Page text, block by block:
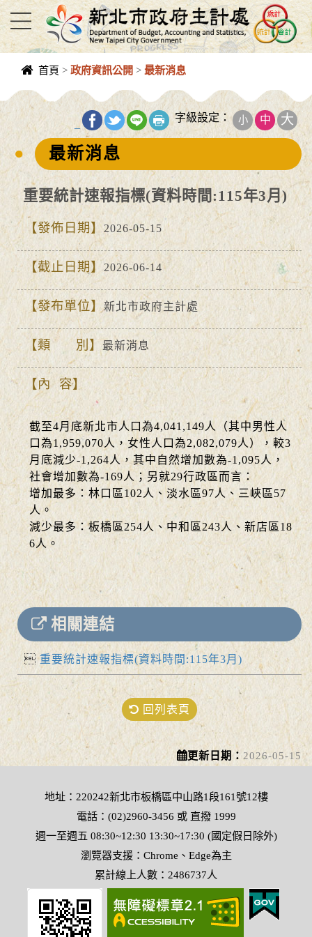
進入內容區塊
首頁 > 政府資訊公開 > 最新消息
_
字級設定： 小 中 大
中央內容區
塊
最新消息
重要統計速報指標(資料時間:115年3月)
發佈日期 2026-05-15
截止日期 2026-06-14
發布單位 新北市政府主計處
類 別 最新消息
內 容
截至4月底新北市人口為4,041,149人（其中男性人
口為1,959,070人，女性人口為2,082,079人），較3
月底減少-1,264人，其中自然增加數為-1,095人，
社會增加數為-169人；另就29行政區而言：
增加最多：林口區102人、淡水區97人、三峽區57
人。
減少最多：板橋區254人、中和區243人、新店區18
6人。
相關連結
重要統計速報指標(資料時間:115年3月)
回列表頁
更新日期： 2026-05-15
地址：220242新北市板橋區中山路1段161號12樓
電話：(02)2960-3456 或 直撥 1999
週一至週五 08:30~12:30 13:30~17:30 (國定假日除外)
瀏覽器支援：Chrome、Edge為主
累計線上人數：2486737人